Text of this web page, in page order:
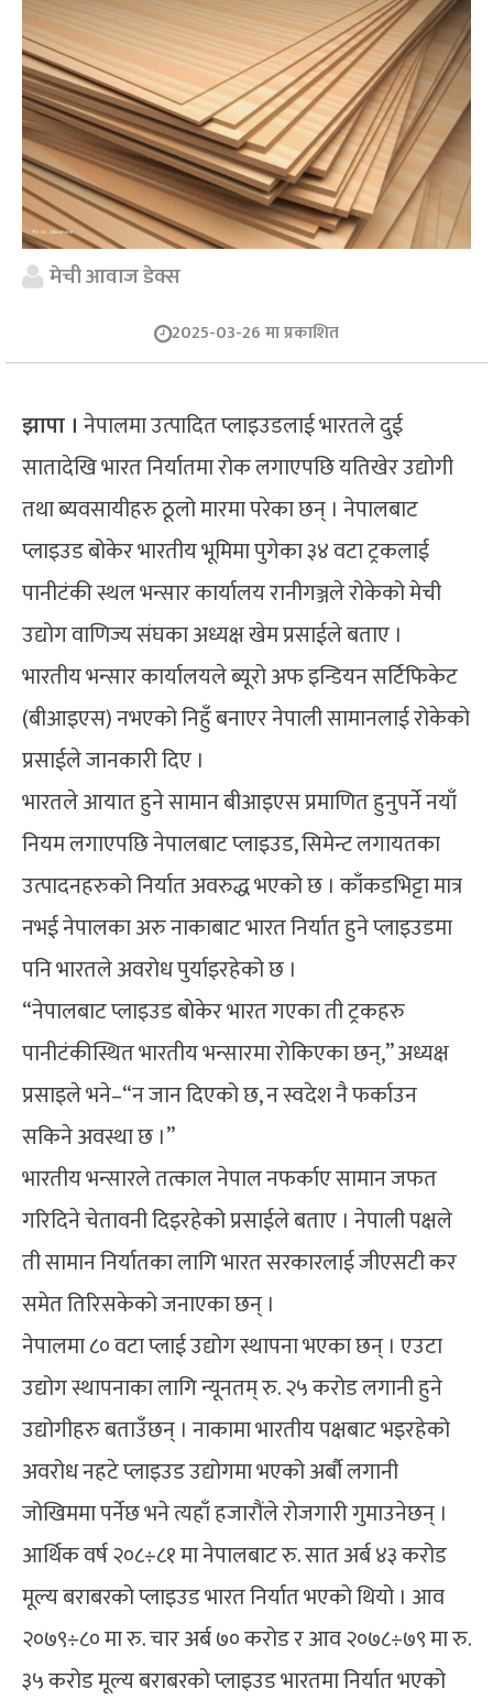
मेची आवाज डेक्स
2025-03-26 मा प्रकाशित
झापा । नेपालमा उत्पादित प्लाइउडलाई भारतले दुई
सातादेखि भारत निर्यातमा रोक लगाएपछि यतिखेर उद्योगी
तथा ब्यवसायीहरु ठूलो मारमा परेका छन् । नेपालबाट
प्लाइउड बोकेर भारतीय भूमिमा पुगेका ३४ वटा ट्रकलाई
पानीटंकी स्थल भन्सार कार्यालय रानीगञ्जले रोकेको मेची
उद्योग वाणिज्य संघका अध्यक्ष खेम प्रसाईले बताए ।
भारतीय भन्सार कार्यालयले ब्यूरो अफ इन्डियन सर्टिफिकेट
(बीआइएस) नभएको निहुँ बनाएर नेपाली सामानलाई रोकेको
प्रसाईले जानकारी दिए ।
भारतले आयात हुने सामान बीआइएस प्रमाणित हुनुपर्ने नयाँ
नियम लगाएपछि नेपालबाट प्लाइउड, सिमेन्ट लगायतका
उत्पादनहरुको निर्यात अवरुद्ध भएको छ । काँकडभिट्टा मात्र
नभई नेपालका अरु नाकाबाट भारत निर्यात हुने प्लाइउडमा
पनि भारतले अवरोध पुर्याइरहेको छ ।
“नेपालबाट प्लाइउड बोकेर भारत गएका ती ट्रकहरु
पानीटंकीस्थित भारतीय भन्सारमा रोकिएका छन्,” अध्यक्ष
प्रसाइले भने–“न जान दिएको छ, न स्वदेश नै फर्काउन
सकिने अवस्था छ ।”
भारतीय भन्सारले तत्काल नेपाल नफर्काए सामान जफत
गरिदिने चेतावनी दिइरहेको प्रसाईले बताए । नेपाली पक्षले
ती सामान निर्यातका लागि भारत सरकारलाई जीएसटी कर
समेत तिरिसकेको जनाएका छन् ।
नेपालमा ८० वटा प्लाई उद्योग स्थापना भएका छन् । एउटा
उद्योग स्थापनाका लागि न्यूनतम् रु. २५ करोड लगानी हुने
उद्योगीहरु बताउँछन् । नाकामा भारतीय पक्षबाट भइरहेको
अवरोध नहटे प्लाइउड उद्योगमा भएको अर्बौ लगानी
जोखिममा पर्नेछ भने त्यहाँ हजारौंले रोजगारी गुमाउनेछन् ।
आर्थिक वर्ष २०८÷८१ मा नेपालबाट रु. सात अर्ब ४३ करोड
मूल्य बराबरको प्लाइउड भारत निर्यात भएको थियो । आव
२०७९÷८० मा रु. चार अर्ब ७० करोड र आव २०७८÷७९ मा रु.
३५ करोड मूल्य बराबरको प्लाइउड भारतमा निर्यात भएको